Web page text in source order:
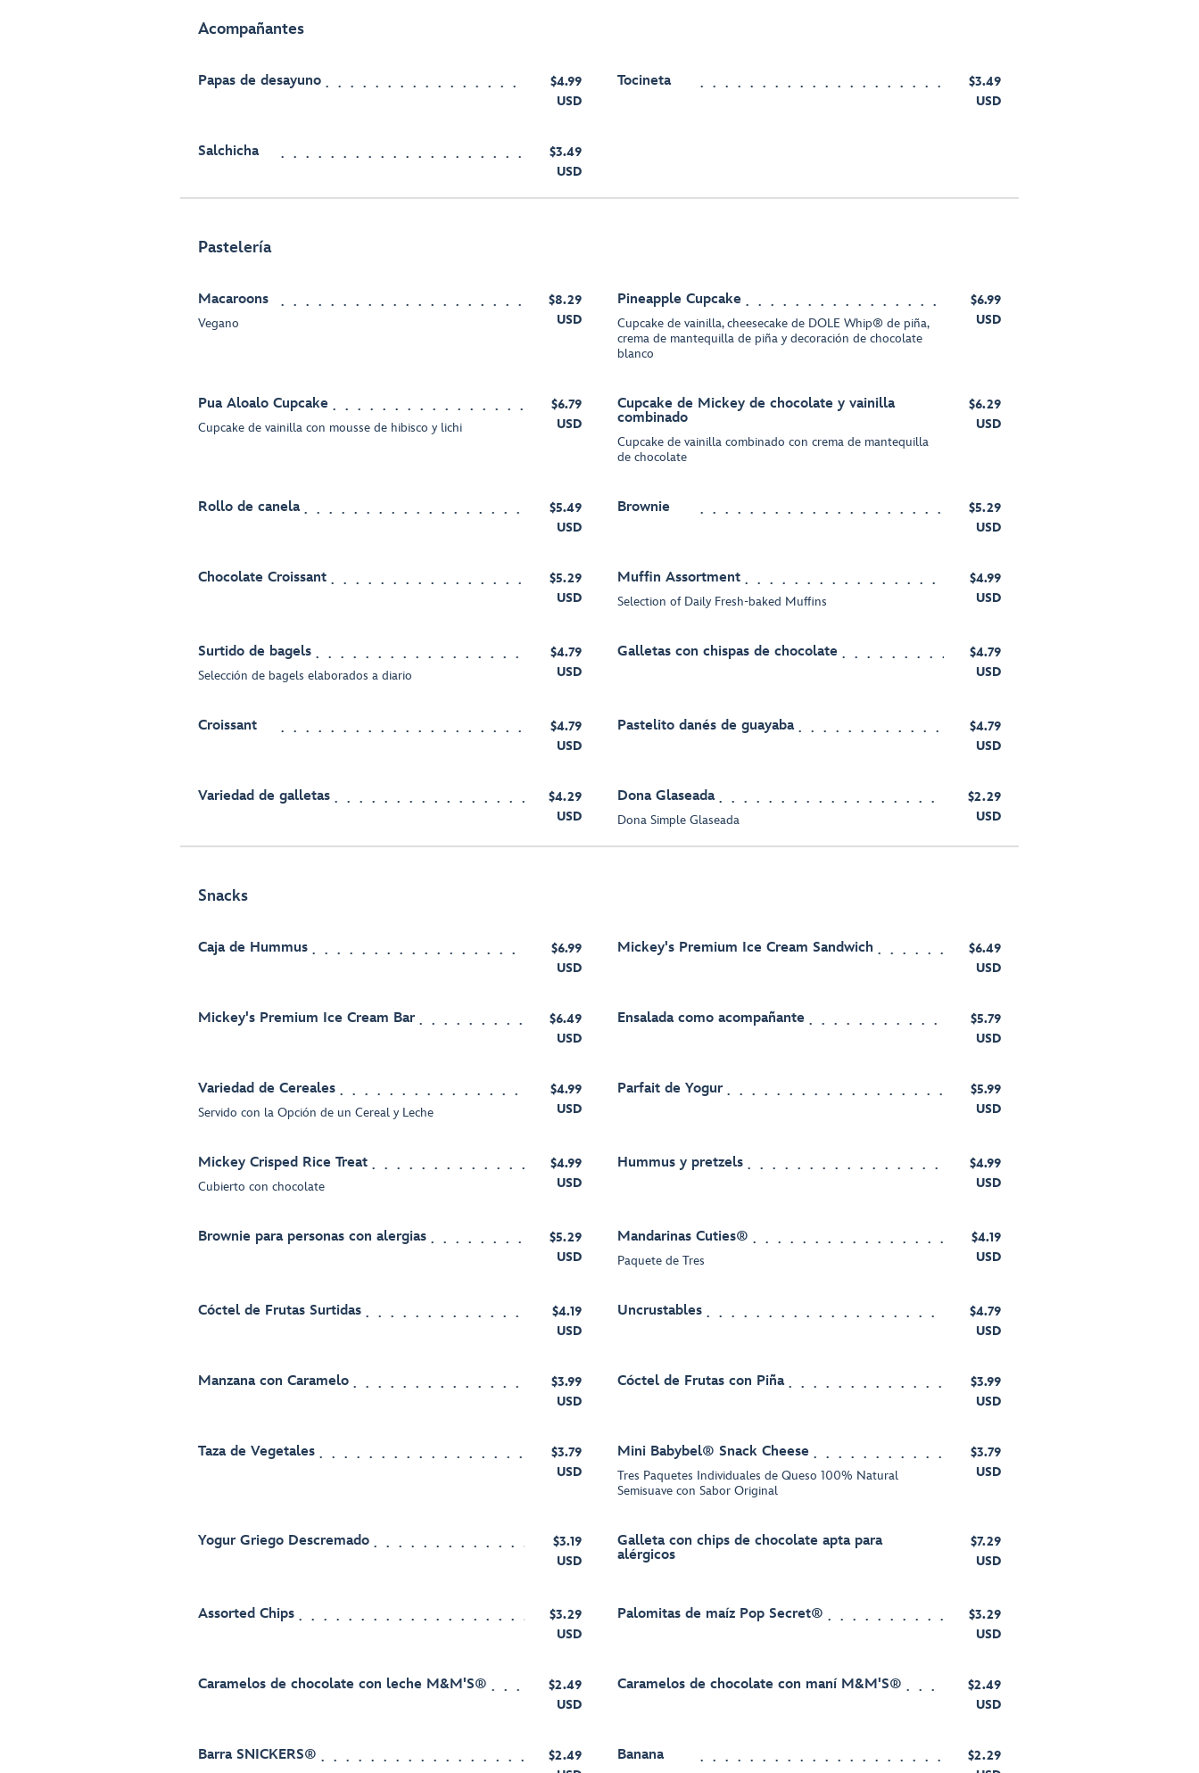
Acompañantes
Papas de desayuno
$4.99
USD
Tocineta
$3.49
USD
Salchicha
$3.49
USD
Pastelería
Macaroons
Vegano
$8.29
USD
Pineapple Cupcake
Cupcake de vainilla, cheesecake de DOLE Whip® de piña,
crema de mantequilla de piña y decoración de chocolate
blanco
$6.99
USD
Pua Aloalo Cupcake
Cupcake de vainilla con mousse de hibisco y lichi
$6.79
USD
Cupcake de Mickey de chocolate y vainilla
combinado
Cupcake de vainilla combinado con crema de mantequilla
de chocolate
$6.29
USD
Rollo de canela
$5.49
USD
Brownie
$5.29
USD
Chocolate Croissant
$5.29
USD
Muffin Assortment
Selection of Daily Fresh-baked Muffins
$4.99
USD
Surtido de bagels
Selección de bagels elaborados a diario
$4.79
USD
Galletas con chispas de chocolate
$4.79
USD
Croissant
$4.79
USD
Pastelito danés de guayaba
$4.79
USD
Variedad de galletas
$4.29
USD
Dona Glaseada
Dona Simple Glaseada
$2.29
USD
Snacks
Caja de Hummus
$6.99
USD
Mickey's Premium Ice Cream Sandwich
$6.49
USD
Mickey's Premium Ice Cream Bar
$6.49
USD
Ensalada como acompañante
$5.79
USD
Variedad de Cereales
Servido con la Opción de un Cereal y Leche
$4.99
USD
Parfait de Yogur
$5.99
USD
Mickey Crisped Rice Treat
Cubierto con chocolate
$4.99
USD
Hummus y pretzels
$4.99
USD
Brownie para personas con alergias
$5.29
USD
Mandarinas Cuties®
Paquete de Tres
$4.19
USD
Cóctel de Frutas Surtidas
$4.19
USD
Uncrustables
$4.79
USD
Manzana con Caramelo
$3.99
USD
Cóctel de Frutas con Piña
$3.99
USD
Taza de Vegetales
$3.79
USD
Mini Babybel® Snack Cheese
Tres Paquetes Individuales de Queso 100% Natural
Semisuave con Sabor Original
$3.79
USD
Yogur Griego Descremado
$3.19
USD
Galleta con chips de chocolate apta para
alérgicos
$7.29
USD
Assorted Chips
$3.29
USD
Palomitas de maíz Pop Secret®
$3.29
USD
Caramelos de chocolate con leche M&M'S®
$2.49
USD
Caramelos de chocolate con maní M&M'S®
$2.49
USD
Barra SNICKERS®
$2.49
Banana
$2.29